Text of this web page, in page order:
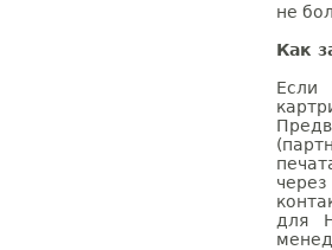
не
Как
Если
для